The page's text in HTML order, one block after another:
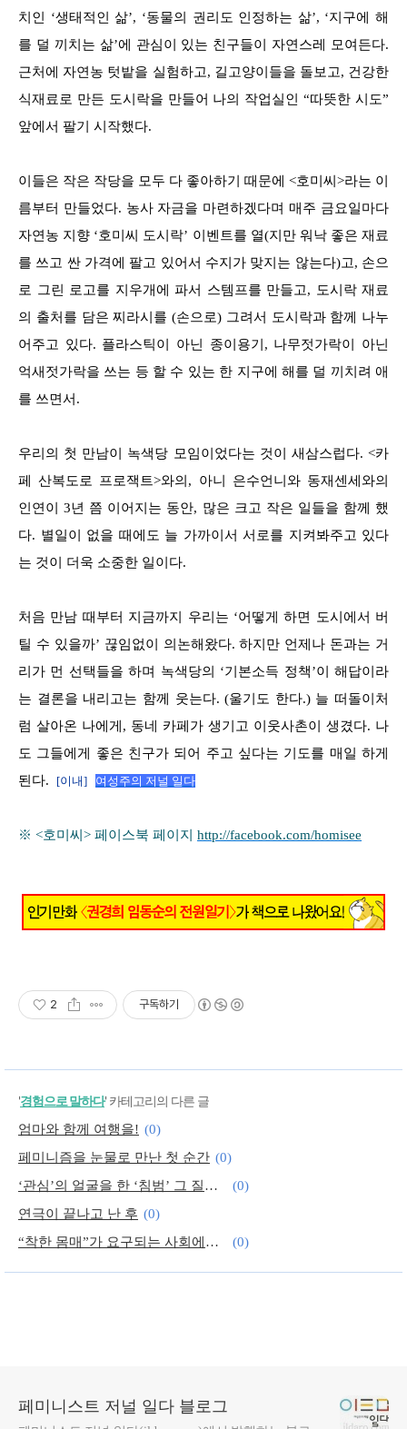
치인 ‘생태적인 삶’, ‘동물의 권리도 인정하는 삶’, ‘지구에 해
를 덜 끼치는 삶’에 관심이 있는 친구들이 자연스레 모여든다.
근처에 자연농 텃밭을 실험하고, 길고양이들을 돌보고, 건강한
식재료로 만든 도시락을 만들어 나의 작업실인 “따뜻한 시도”
앞에서 팔기 시작했다.
이들은 작은 작당을 모두 다 좋아하기 때문에 <호미씨>라는 이
름부터 만들었다. 농사 자금을 마련하겠다며 매주 금요일마다
자연농 지향 ‘호미씨 도시락’ 이벤트를 열(지만 워낙 좋은 재료
를 쓰고 싼 가격에 팔고 있어서 수지가 맞지는 않는다)고, 손으
로 그린 로고를 지우개에 파서 스템프를 만들고, 도시락 재료
의 출처를 담은 찌라시를 (손으로) 그려서 도시락과 함께 나누
어주고 있다. 플라스틱이 아닌 종이용기, 나무젓가락이 아닌
억새젓가락을 쓰는 등 할 수 있는 한 지구에 해를 덜 끼치려 애
를 쓰면서.
우리의 첫 만남이 녹색당 모임이었다는 것이 새삼스럽다. <카
페 산복도로 프로잭트>와의, 아니 은수언니와 동재센세와의
인연이 3년 쯤 이어지는 동안, 많은 크고 작은 일들을 함께 했
다. 별일이 없을 때에도 늘 가까이서 서로를 지켜봐주고 있다
는 것이 더욱 소중한 일이다.
처음 만남 때부터 지금까지 우리는 ‘어떻게 하면 도시에서 버
틸 수 있을까’ 끊임없이 의논해왔다. 하지만 언제나 돈과는 거
리가 먼 선택들을 하며 녹색당의 ‘기본소득 정책’이 해답이라
는 결론을 내리고는 함께 웃는다. (울기도 한다.) 늘 떠돌이처
럼 살아온 나에게, 동네 카페가 생기고 이웃사촌이 생겼다. 나
도 그들에게 좋은 친구가 되어 주고 싶다는 기도를 매일 하게
된다. [이내] 여성주의 저널 일다
※ <호미씨> 페이스북 페이지 http://facebook.com/homisee
2 구독하기
'경험으로 말하다' 카테고리의 다른 글
엄마와 함께 여행을! (0)
페미니즘을 눈물로 만난 첫 순간 (0)
‘관심’의 얼굴을 한 ‘침범’ 그 질문은 폭력입니다
(0)
연극이 끝나고 난 후 (0)
“착한 몸매”가 요구되는 사회에서 산다는 것
(0)
진주에서 3일간 ‘소소책방’ 알바를 하다
(0)
페미니스트 저널 일다 블로그